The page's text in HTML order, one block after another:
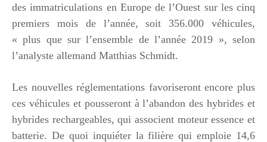
des immatriculations en Europe de l’Ouest sur les cinq
premiers mois de l’année, soit 356.000 véhicules,
« plus que sur l’ensemble de l’année 2019 », selon
l’analyste allemand Matthias Schmidt.
Les nouvelles réglementations favoriseront encore plus
ces véhicules et pousseront à l’abandon des hybrides et
hybrides rechargeables, qui associent moteur essence et
batterie. De quoi inquiéter la filière qui emploie 14,6